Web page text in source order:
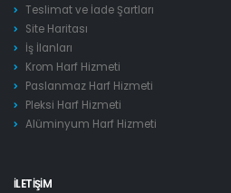
Teslimat ve İade Şartları
Site Haritası
İş İlanları
Krom Harf Hizmeti
Paslanmaz Harf Hizmeti
Pleksi Harf Hizmeti
Alüminyum Harf Hizmeti
İLETIŞIM